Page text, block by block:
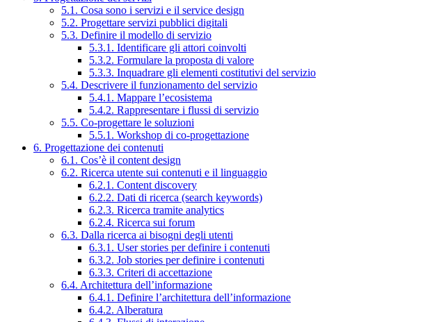
5.1. Cosa sono i servizi e il service design
5.2. Progettare servizi pubblici digitali
5.3. Definire il modello di servizio
5.3.1. Identificare gli attori coinvolti
5.3.2. Formulare la proposta di valore
5.3.3. Inquadrare gli elementi costitutivi del servizio
5.4. Descrivere il funzionamento del servizio
5.4.1. Mappare l’ecosistema
5.4.2. Rappresentare i flussi di servizio
5.5. Co-progettare le soluzioni
5.5.1. Workshop di co-progettazione
6. Progettazione dei contenuti
6.1. Cos’è il content design
6.2. Ricerca utente sui contenuti e il linguaggio
6.2.1. Content discovery
6.2.2. Dati di ricerca (search keywords)
6.2.3. Ricerca tramite analytics
6.2.4. Ricerca sui forum
6.3. Dalla ricerca ai bisogni degli utenti
6.3.1. User stories per definire i contenuti
6.3.2. Job stories per definire i contenuti
6.3.3. Criteri di accettazione
6.4. Architettura dell’informazione
6.4.1. Definire l’architettura dell’informazione
6.4.2. Alberatura